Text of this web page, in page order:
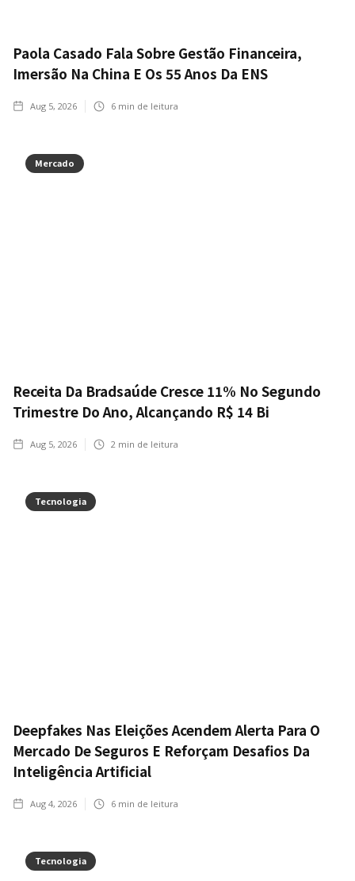
Paola Casado Fala Sobre Gestão Financeira,
Imersão Na China E Os 55 Anos Da ENS
Aug 5, 2026 6 min de leitura
Mercado
Receita Da Bradsaúde Cresce 11% No Segundo
Trimestre Do Ano, Alcançando R$ 14 Bi
Aug 5, 2026 2 min de leitura
Tecnologia
Deepfakes Nas Eleições Acendem Alerta Para O
Mercado De Seguros E Reforçam Desafios Da
Inteligência Artificial
Aug 4, 2026 6 min de leitura
Tecnologia